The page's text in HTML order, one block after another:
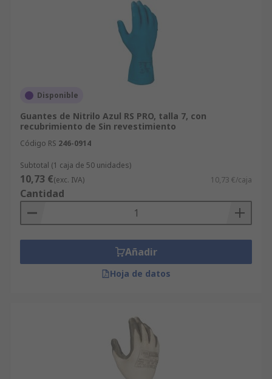
Disponible
Guantes de Nitrilo Azul RS PRO, talla 7, con
recubrimiento de Sin revestimiento
Código RS 246-0914
Subtotal (1 caja de 50 unidades)
10,73 €(exc. IVA) 10,73 €/caja
Cantidad
Añadir
Hoja de datos